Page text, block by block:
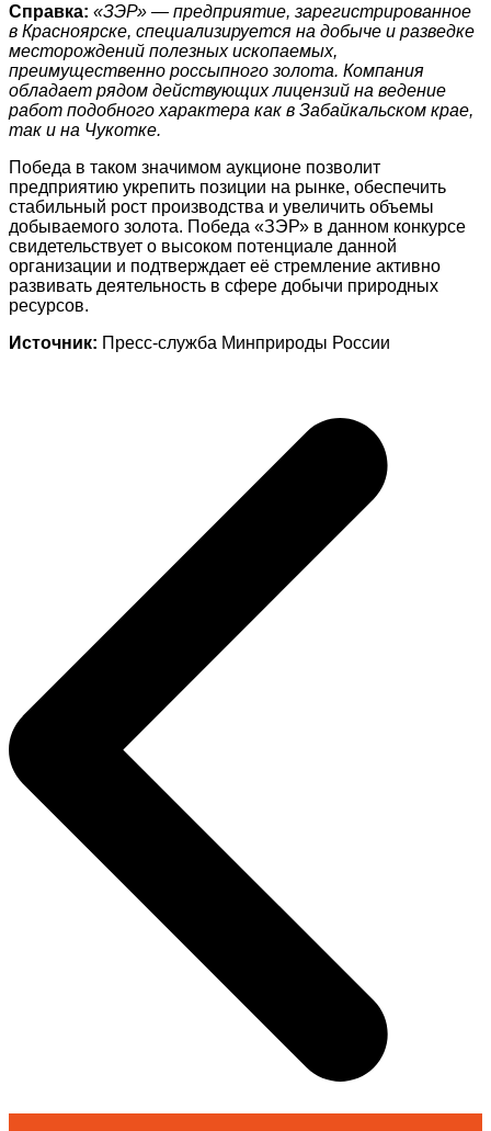
Справка: «ЗЭР» — предприятие, зарегистрированное
в Красноярске, специализируется на добыче и разведке
месторождений полезных ископаемых,
преимущественно россыпного золота. Компания
обладает рядом действующих лицензий на ведение
работ подобного характера как в Забайкальском крае,
так и на Чукотке.
Победа в таком значимом аукционе позволит
предприятию укрепить позиции на рынке, обеспечить
стабильный рост производства и увеличить объемы
добываемого золота. Победа «ЗЭР» в данном конкурсе
свидетельствует о высоком потенциале данной
организации и подтверждает её стремление активно
развивать деятельность в сфере добычи природных
ресурсов.
Источник: Пресс-служба Минприроды России